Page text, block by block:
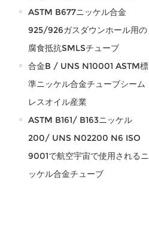
ASTM B677ニッケル合金
925/926ガスダウンホール用の
腐食抵抗SMLSチューブ
合金B / UNS N10001 ASTM標
準ニッケル合金チューブシーム
レスオイル産業
ASTM B161/ B163ニッケル
200/ UNS N02200 N6 ISO
9001で航空宇宙で使用されるニ
ッケル合金チューブ